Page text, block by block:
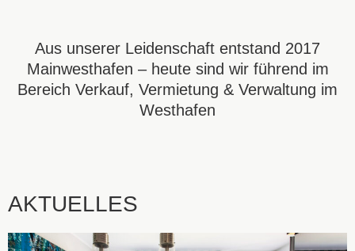
Aus unserer Leidenschaft entstand 2017
Mainwesthafen – heute sind wir führend im
Bereich Verkauf, Vermietung & Verwaltung im
Westhafen
AKTUELLES